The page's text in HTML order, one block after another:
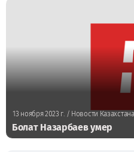
13 ноября 2023 г./ Новости Казахстана
Болат Назарбаев умер